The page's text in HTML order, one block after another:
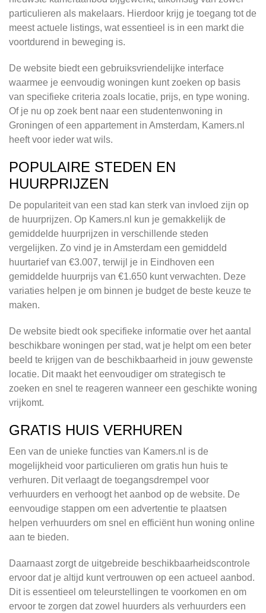
particulieren als makelaars. Hierdoor krijg je toegang tot de
meest actuele listings, wat essentieel is in een markt die
voortdurend in beweging is.
De website biedt een gebruiksvriendelijke interface
waarmee je eenvoudig woningen kunt zoeken op basis
van specifieke criteria zoals locatie, prijs, en type woning.
Of je nu op zoek bent naar een studentenwoning in
Groningen of een appartement in Amsterdam, Kamers.nl
heeft voor ieder wat wils.
POPULAIRE STEDEN EN
HUURPRIJZEN
De populariteit van een stad kan sterk van invloed zijn op
de huurprijzen. Op Kamers.nl kun je gemakkelijk de
gemiddelde huurprijzen in verschillende steden
vergelijken. Zo vind je in Amsterdam een gemiddeld
huurtarief van €3.007, terwijl je in Eindhoven een
gemiddelde huurprijs van €1.650 kunt verwachten. Deze
variaties helpen je om binnen je budget de beste keuze te
maken.
De website biedt ook specifieke informatie over het aantal
beschikbare woningen per stad, wat je helpt om een beter
beeld te krijgen van de beschikbaarheid in jouw gewenste
locatie. Dit maakt het eenvoudiger om strategisch te
zoeken en snel te reageren wanneer een geschikte woning
vrijkomt.
GRATIS HUIS VERHUREN
Een van de unieke functies van Kamers.nl is de
mogelijkheid voor particulieren om gratis hun huis te
verhuren. Dit verlaagt de toegangsdrempel voor
verhuurders en verhoogt het aanbod op de website. De
eenvoudige stappen om een advertentie te plaatsen
helpen verhuurders om snel en efficiënt hun woning online
aan te bieden.
Daarnaast zorgt de uitgebreide beschikbaarheidscontrole
ervoor dat je altijd kunt vertrouwen op een actueel aanbod.
Dit is essentieel om teleurstellingen te voorkomen en om
ervoor te zorgen dat zowel huurders als verhuurders een